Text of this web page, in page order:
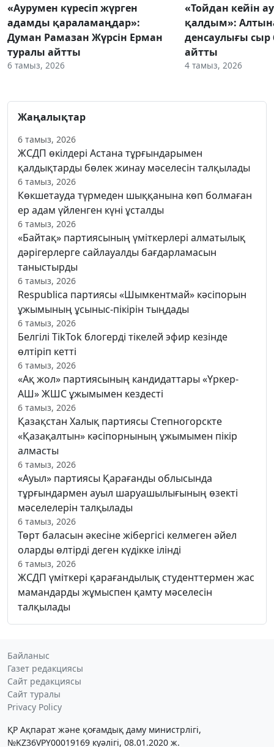
«Аурумен күресіп жүрген
адамды қараламаңдар»:
Думан Рамазан Жүрсін Ерман
туралы айтты
6 тамыз, 2026
«Тойдан кейін
қалдым»:
денсаулығы сыр
айтты
4 тамыз, 2026
Жаңалықтар
6 тамыз, 2026
ЖСДП өкілдері Астана тұрғындарымен
қалдықтарды бөлек жинау мәселесін талқылады
6 тамыз, 2026
Көкшетауда түрмеден шыққанына көп болмаған
ер адам үйленген күні ұсталды
6 тамыз, 2026
«Байтақ» партиясының үміткерлері алматылық
дәрігерлерге сайлауалды бағдарламасын
таныстырды
6 тамыз, 2026
Respublica партиясы «Шымкентмай» кәсіпорын
ұжымының ұсыныс-пікірін тыңдады
6 тамыз, 2026
Белгілі TikTok блогерді тікелей эфир кезінде
өлтіріп кетті
6 тамыз, 2026
«Ақ жол» партиясының кандидаттары «Үркер-
АШ» ЖШС ұжымымен кездесті
6 тамыз, 2026
Қазақстан Халық партиясы Степногорскте
«Қазақалтын» кәсіпорнының ұжымымен пікір
алмасты
6 тамыз, 2026
«Ауыл» партиясы Қарағанды облысында
тұрғындармен ауыл шаруашылығының өзекті
мәселелерін талқылады
6 тамыз, 2026
Төрт баласын әкесіне жібергісі келмеген әйел
оларды өлтірді деген күдікке ілінді
6 тамыз, 2026
ЖСДП үміткері қарағандылық студенттермен жас
мамандарды жұмыспен қамту мәселесін
талқылады
Байланыс
Газет редакциясы
Сайт редакциясы
Сайт туралы
Privacy Policy
ҚР Ақпарат және қоғамдық даму министрлігі,
№KZ36VPY00019169 куәлігі, 08.01.2020 ж.